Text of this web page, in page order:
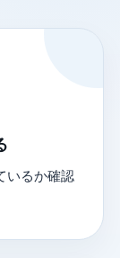
いるか確認